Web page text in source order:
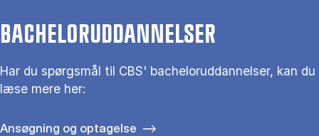
BACHELORUDDANNELSER
Har du spørgsmål til CBS' bacheloruddannelser, kan du
læse mere her:
Ansøgning og optagelse